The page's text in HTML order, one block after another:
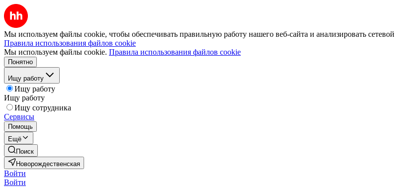
Мы используем файлы cookie, чтобы обеспечивать правильную работу нашего веб-сайта и анализировать
Правила использования файлов cookie
Мы используем файлы cookie. Правила использования файлов cookie
Понятно
Ищу работу
Ищу работу
Ищу работу
Ищу сотрудника
Сервисы
Помощь
Ещё
Поиск
Новорождественская
Войти
Войти